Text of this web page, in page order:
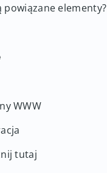
powiązane elementy?
WWW
tutaj